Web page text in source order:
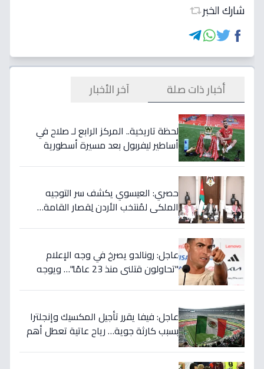
شارك الخبر
أخبار ذات صلة آخر الأخبار
لحظة تاريخية.. المركز الرابع لـ صلاح في
أساطير ليفربول بعد مسيرة أسطورية
حصري: العيسوي يكشف سر التوجيه
الملكي لمُنتخب الأردن لِقصار القامة…
عاجل: رونالدو يصرخ في وجه الإعلام
"تحاولون قتلني منذ 23 عامًا"… ويوجه
عاجل: فيفا يقرر تأجيل المكسيك وإنجلترا
بسبب كارثة جوية… رياح عاتية تعطل أهم